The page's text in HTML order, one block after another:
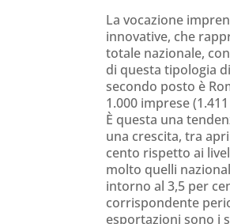
La vocazione
innovative, che
totale nazionale,
di questa tipologia
secondo posto è
1.000 imprese
È questa una
una crescita, tra
cento rispetto ai
molto quelli
intorno al 3,5 per
corrispondente
esportazioni sono i